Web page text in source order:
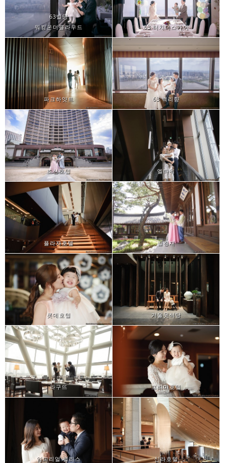
63빌딩
워킹온더클라우드
63 터치더스카이
파크하얏트 63 백리향
조선호텔 엘타워
플라자호텔 필경재
롯데호텔 거울못식당
라구뜨 프리마호텔
임피리얼 팰리스 신라호텔